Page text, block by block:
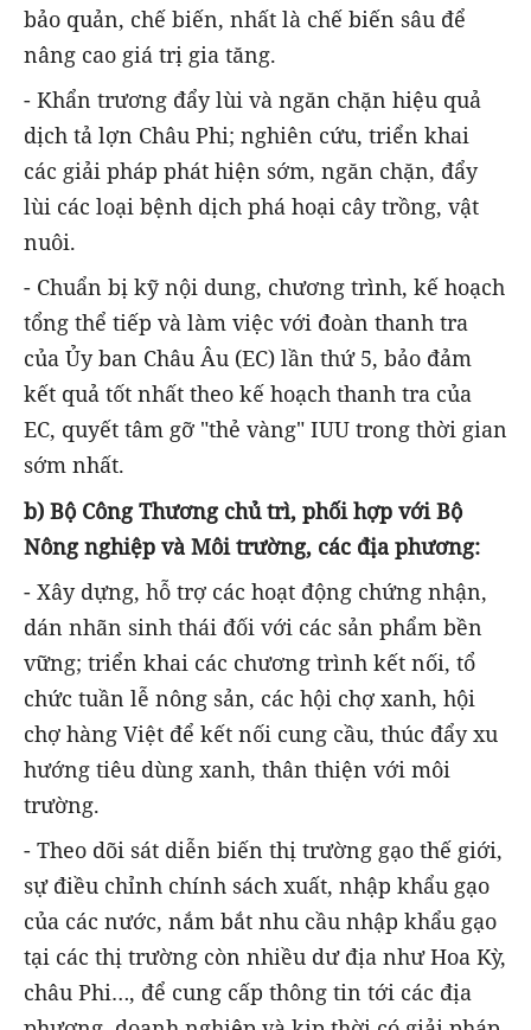
bảo quản, chế biến, nhất là chế biến sâu để
nâng cao giá trị gia tăng.
- Khẩn trương đẩy lùi và ngăn chặn hiệu quả
dịch tả lợn Châu Phi; nghiên cứu, triển khai
các giải pháp phát hiện sớm, ngăn chặn, đẩy
lùi các loại bệnh dịch phá hoại cây trồng, vật
nuôi.
- Chuẩn bị kỹ nội dung, chương trình, kế hoạch
tổng thể tiếp và làm việc với đoàn thanh tra
của Ủy ban Châu Âu (EC) lần thứ 5, bảo đảm
kết quả tốt nhất theo kế hoạch thanh tra của
EC, quyết tâm gỡ "thẻ vàng" IUU trong thời gian
sớm nhất.
b) Bộ Công Thương chủ trì, phối hợp với Bộ
Nông nghiệp và Môi trường, các địa phương:
- Xây dựng, hỗ trợ các hoạt động chứng nhận,
dán nhãn sinh thái đối với các sản phẩm bền
vững; triển khai các chương trình kết nối, tổ
chức tuần lễ nông sản, các hội chợ xanh, hội
chợ hàng Việt để kết nối cung cầu, thúc đẩy xu
hướng tiêu dùng xanh, thân thiện với môi
trường.
- Theo dõi sát diễn biến thị trường gạo thế giới,
sự điều chỉnh chính sách xuất, nhập khẩu gạo
của các nước, nắm bắt nhu cầu nhập khẩu gạo
tại các thị trường còn nhiều dư địa như Hoa Kỳ,
châu Phi…, để cung cấp thông tin tới các địa